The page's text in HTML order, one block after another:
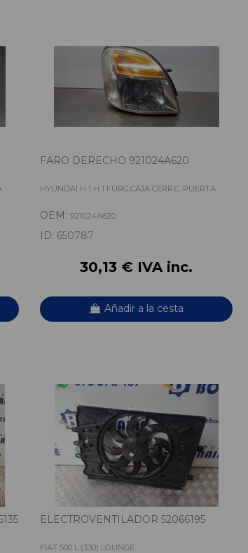
FARO DERECHO 921024A620
HYUNDAI H 1 H 1 FURG.CAJA CERR.C. PUERTA
OEM: 921024A620
ID: 650787
30,13 € IVA inc.
Añadir a la cesta
ELECTROVENTILADOR 52066195
FIAT 500 L (330) LOUNGE